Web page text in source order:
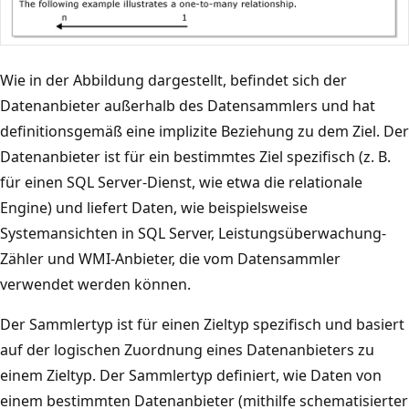
Wie in der Abbildung dargestellt, befindet sich der
Datenanbieter außerhalb des Datensammlers und hat
definitionsgemäß eine implizite Beziehung zu dem Ziel. Der
Datenanbieter ist für ein bestimmtes Ziel spezifisch (z. B.
für einen SQL Server-Dienst, wie etwa die relationale
Engine) und liefert Daten, wie beispielsweise
Systemansichten in SQL Server, Leistungsüberwachung-
Zähler und WMI-Anbieter, die vom Datensammler
verwendet werden können.
Der Sammlertyp ist für einen Zieltyp spezifisch und basiert
auf der logischen Zuordnung eines Datenanbieters zu
einem Zieltyp. Der Sammlertyp definiert, wie Daten von
einem bestimmten Datenanbieter (mithilfe schematisierter